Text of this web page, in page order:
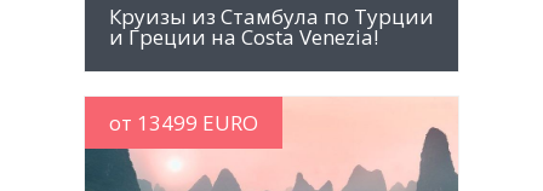
Круизы из Стамбула по Турции
и Греции на Costa Venezia!
от 13499 EURO